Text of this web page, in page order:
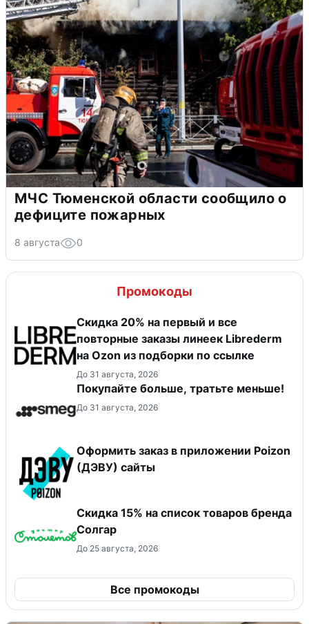
МЧС Тюменской области сообщило о
дефиците пожарных
8 августа 0
Промокоды
Скидка 20% на первый и все
повторные заказы линеек Librederm
на Ozon из подборки по ссылке
До 31 августа, 2026
Покупайте больше, тратьте меньше!
До 31 августа, 2026
Оформить заказ в приложении Poizon
(ДЭВУ) сайты
Скидка 15% на список товаров бренда
Солгар
До 25 августа, 2026
Все промокоды